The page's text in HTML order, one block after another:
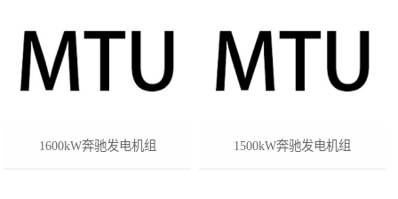
1600kW奔驰发电机组 1500kW奔驰发电机组